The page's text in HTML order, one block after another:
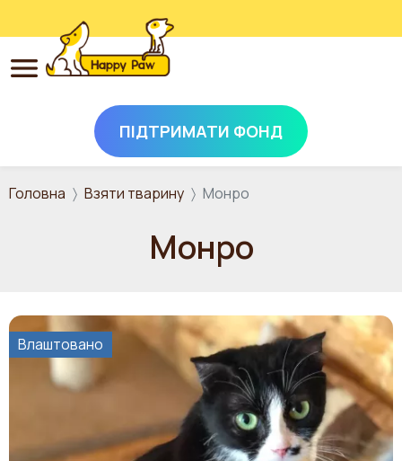
Перейти до основного вмісту
ПІДТРИМАТИ ФОНД
Головна Взяти тварину Монро
Монро
Влаштовано